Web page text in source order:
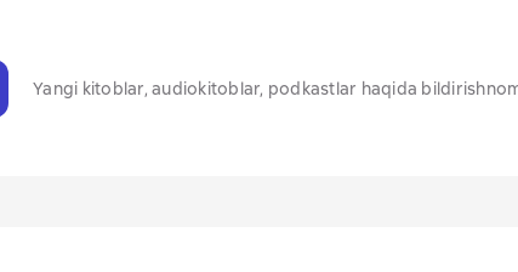
Yangi kitoblar, audiokitoblar, podkastlar haqida